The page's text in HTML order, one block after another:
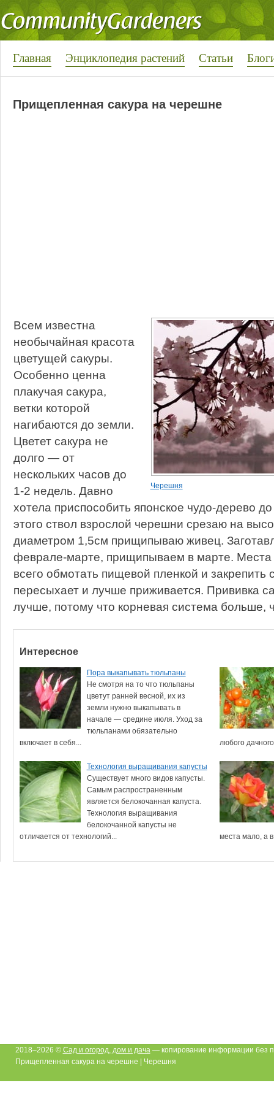
Главная Энциклопедия растений Статьи
Прищепленная сакура на черешне
Черешня
Всем известна
необычайная красота
цветущей сакуры.
Особенно ценна
плакучая сакура,
ветки которой
нагибаются до земли.
Цветет сакура не
долго — от
нескольких часов до
1-2 недель. Давно
хотела приспособить японское чудо-дерево
этого ствол взрослой черешни срезаю на
диаметром 1,5см прищипываю живец.
феврале-марте, прищипываем в марте.
всего обмотать пищевой пленкой и
пересыхает и лучше приживается. Прививка
лучше, потому что корневая система больше,
Интересное
Пора выкапывать тюльпаны
Не смотря на то что тюльпаны
цветут ранней весной, их из
земли нужно выкапывать в
начале — средине июля. Уход за
тюльпанами обязательно
включает в себя...
любого
Технология выращивания капусты
Существует много видов капусты.
Самым распространенным
является белокочанная капуста.
Технология выращивания
белокочанной капусты не
отличается от технологий...
места мало, а
2018–2026 © Сад и огород, дом и дача— копирование информации без
Прищепленная сакура на черешне | Черешня